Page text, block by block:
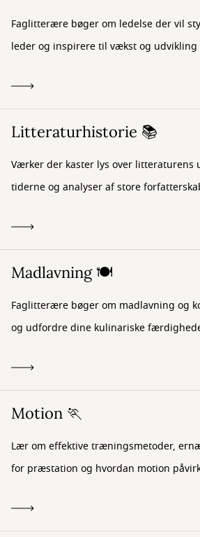
Faglitterære bøger om ledelse der vil
leder og inspirere til vækst og
Litteraturhistorie 📚
Værker der kaster lys over litteraturens
tiderne og analyser af store
Madlavning 🍽️
Faglitterære bøger om madlavning og
og udfordre dine kulinariske
Motion 🏃
Lær om effektive træningsmetoder,
for præstation og hvordan motion